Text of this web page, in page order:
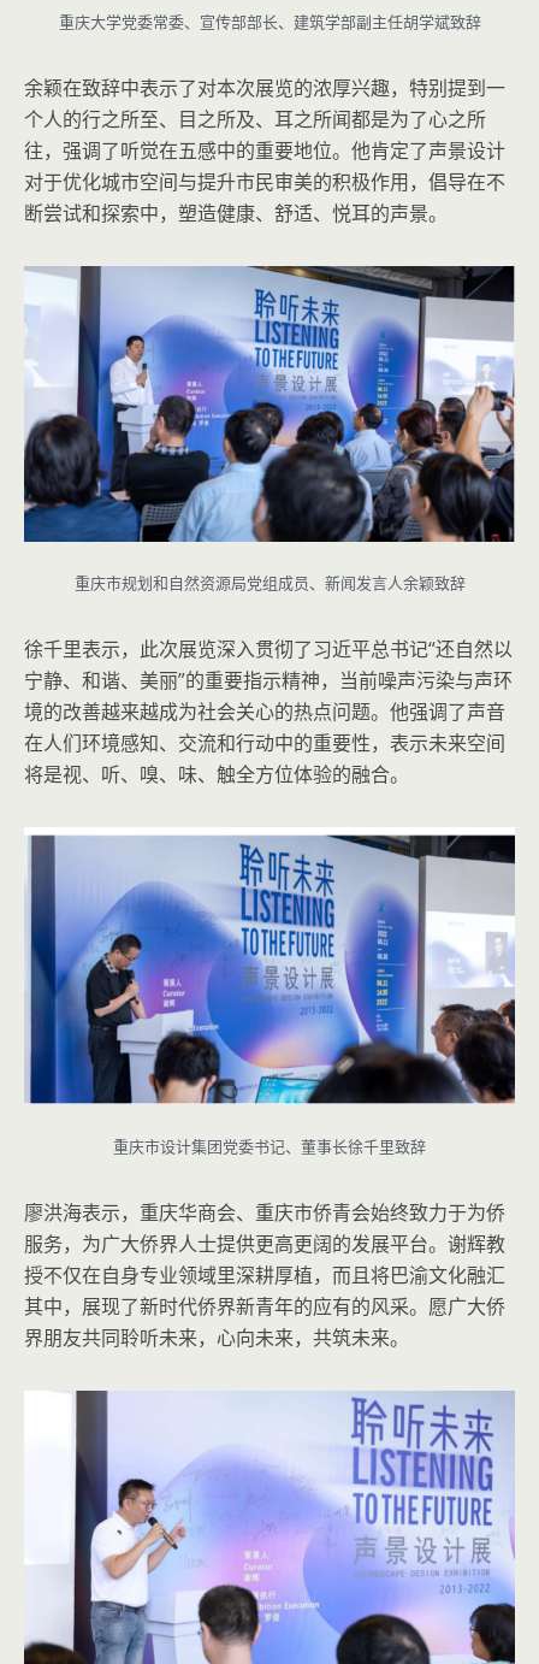
重庆大学党委常委、宣传部部长、建筑学部副主任胡学斌致辞
余颖在致辞中表示了对本次展览的浓厚兴趣，特别提到一
个人的行之所至、目之所及、耳之所闻都是为了心之所
往，强调了听觉在五感中的重要地位。他肯定了声景设计
对于优化城市空间与提升市民审美的积极作用，倡导在不
断尝试和探索中，塑造健康、舒适、悦耳的声景。
重庆市规划和自然资源局党组成员、新闻发言人余颖致辞
徐千里表示，此次展览深入贯彻了习近平总书记“还自然以
宁静、和谐、美丽”的重要指示精神，当前噪声污染与声环
境的改善越来越成为社会关心的热点问题。他强调了声音
在人们环境感知、交流和行动中的重要性，表示未来空间
将是视、听、嗅、味、触全方位体验的融合。
重庆市设计集团党委书记、董事长徐千里致辞
廖洪海表示，重庆华商会、重庆市侨青会始终致力于为侨
服务，为广大侨界人士提供更高更阔的发展平台。谢辉教
授不仅在自身专业领域里深耕厚植，而且将巴渝文化融汇
其中，展现了新时代侨界新青年的应有的风采。愿广大侨
界朋友共同聆听未来，心向未来，共筑未来。